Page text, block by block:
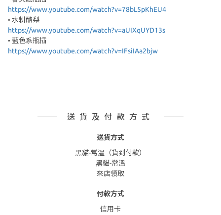
https://www.youtube.com/watch?v=78bL5pKhEU4
• 水耕酪梨
https://www.youtube.com/watch?v=aUIXqUYD13s
• 藍色系瓶插
https://www.youtube.com/watch?v=IFsiIAa2bjw
送貨及付款方式
送貨方式
黑貓-常溫（貨到付款）
黑貓-常溫
來店領取
付款方式
信用卡